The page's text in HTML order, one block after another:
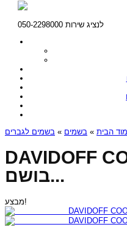
לנציג שירות 050-2298000
הבית » בשמים » בשמים לגברים
DAVIDOFF
בושם...
מבצע!